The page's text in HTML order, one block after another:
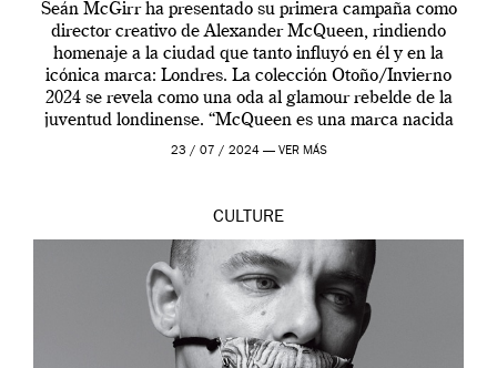
Seán McGirr ha presentado su primera campaña como
director creativo de Alexander McQueen, rindiendo
homenaje a la ciudad que tanto influyó en él y en la
icónica marca: Londres. La colección Otoño/Invierno
2024 se revela como una oda al glamour rebelde de la
juventud londinense. “McQueen es una marca nacida
en Londres y siempre ha […]
23 / 07 / 2024 — VER MÁS
CULTURE